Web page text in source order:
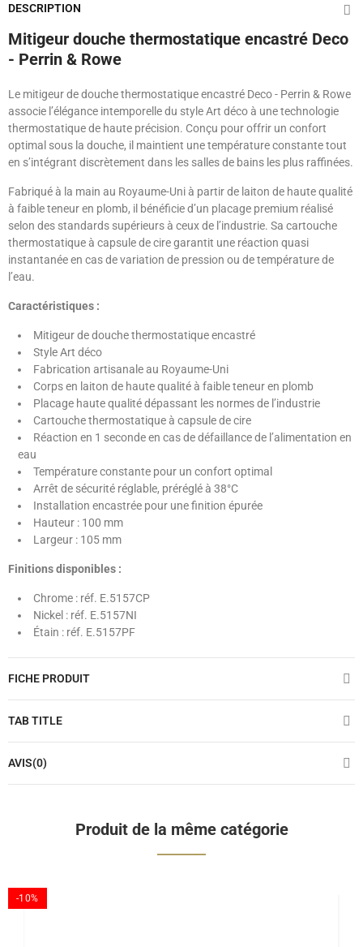
DESCRIPTION
Mitigeur douche thermostatique encastré Deco
- Perrin & Rowe
Le mitigeur de douche thermostatique encastré Deco - Perrin & Rowe
associe l’élégance intemporelle du style Art déco à une technologie
thermostatique de haute précision. Conçu pour offrir un confort
optimal sous la douche, il maintient une température constante tout
en s’intégrant discrètement dans les salles de bains les plus raffinées.
Fabriqué à la main au Royaume-Uni à partir de laiton de haute qualité
à faible teneur en plomb, il bénéficie d’un placage premium réalisé
selon des standards supérieurs à ceux de l’industrie. Sa cartouche
thermostatique à capsule de cire garantit une réaction quasi
instantanée en cas de variation de pression ou de température de
l’eau.
Caractéristiques :
Mitigeur de douche thermostatique encastré
Style Art déco
Fabrication artisanale au Royaume-Uni
Corps en laiton de haute qualité à faible teneur en plomb
Placage haute qualité dépassant les normes de l’industrie
Cartouche thermostatique à capsule de cire
Réaction en 1 seconde en cas de défaillance de l’alimentation en
eau
Température constante pour un confort optimal
Arrêt de sécurité réglable, préréglé à 38°C
Installation encastrée pour une finition épurée
Hauteur : 100 mm
Largeur : 105 mm
Finitions disponibles :
Chrome : réf. E.5157CP
Nickel : réf. E.5157NI
Étain : réf. E.5157PF
FICHE PRODUIT
TAB TITLE
AVIS(0)
Produit de la même catégorie
-10%